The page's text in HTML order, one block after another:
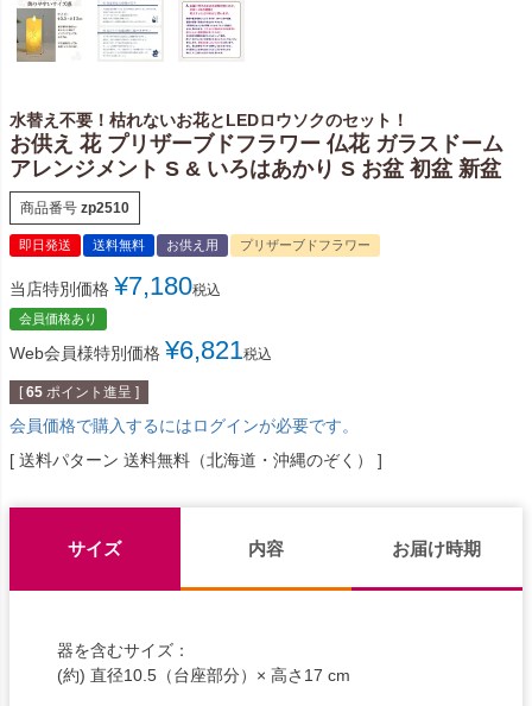
水替え不要！枯れないお花とLEDロウソクのセット！
お供え 花 プリザーブドフラワー 仏花 ガラスドーム
アレンジメント S & いろはあかり S お盆 初盆 新盆
商品番号 zp2510
即日発送 送料無料 お供え用 プリザーブドフラワー
当店特別価格 ¥7,180税込
会員価格あり
Web会員様特別価格 ¥6,821税込
[ 65 ポイント進呈 ]
会員価格で購入するにはログインが必要です。
送料パターン 送料無料（北海道・沖縄のぞく）
サイズ 内容 お届け時期
器を含むサイズ：
(約) 直径10.5（台座部分）× 高さ17 cm